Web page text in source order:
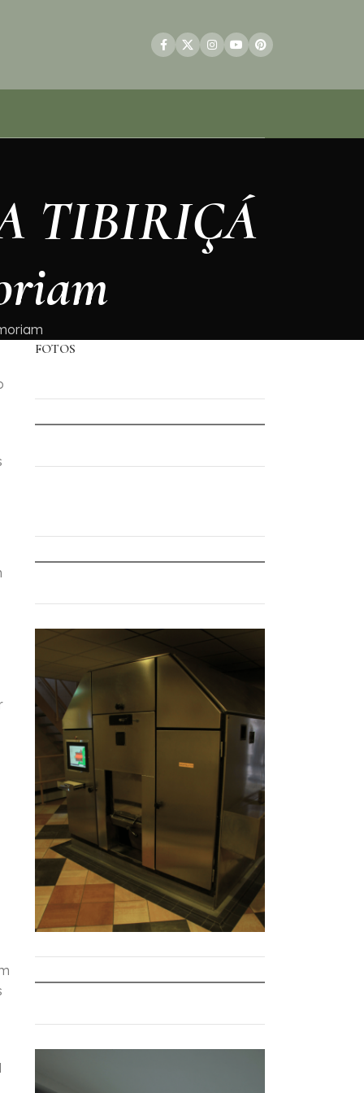
TIBIRIÇÁ
FOTOS